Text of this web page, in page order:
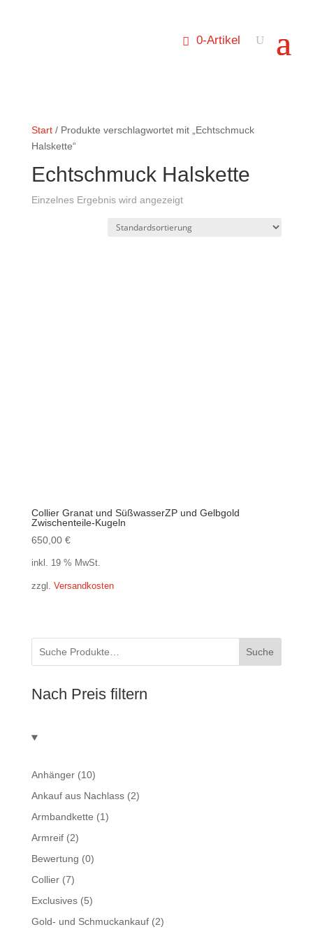
0-Artikel
Start/ Produkte verschlagwortet mit „Echtschmuck
Halskette“
Echtschmuck Halskette
Einzelnes Ergebnis wird angezeigt
Collier Granat und SüßwasserZP und Gelbgold
Zwischenteile-Kugeln
650,00 €
inkl. 19 % MwSt.
zzgl. Versandkosten
Suche
Nach Preis filtern
Anhänger(10)
Ankauf aus Nachlass(2)
Armbandkette (1)
Armreif(2)
Bewertung (0)
Collier(7)
Exclusives(5)
Gold- und Schmuckankauf(2)